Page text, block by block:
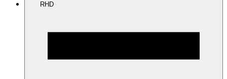
RHD